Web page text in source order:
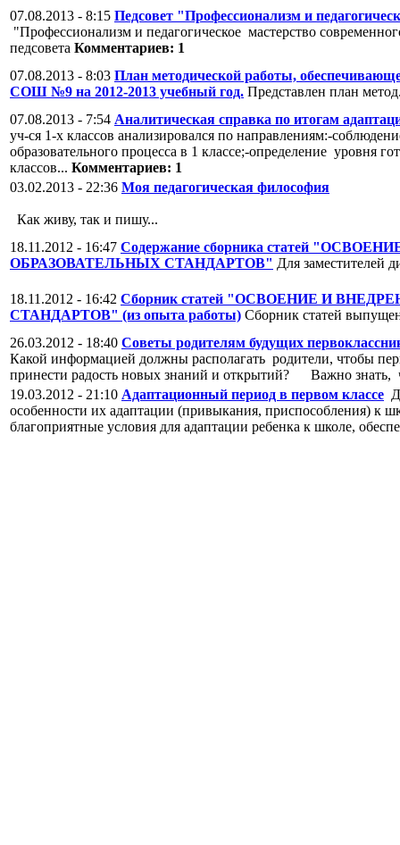
07.08.2013 - 8:15 Педсовет "Профессионализм и
"Профессионализм и педагогическое мастерство
педсовета Комментариев: 1
07.08.2013 - 8:03 План методической работы,
СОШ №9 на 2012-2013 учебный год. Представлен план
07.08.2013 - 7:54 Аналитическая справка по итогам
уч-ся 1-х классов анализировался по направлениям:-
образовательного процесса в 1 классе;-определение уровня
классов... Комментариев: 1
03.02.2013 - 22:36 Моя педагогическая философия
Как живу, так и пишу...
18.11.2012 - 16:47 Содержание сборника статей
ОБРАЗОВАТЕЛЬНЫХ СТАНДАРТОВ" Для заместителей
18.11.2012 - 16:42 Сборник статей "ОСВОЕНИЕ И
СТАНДАРТОВ" (из опыта работы) Сборник статей
26.03.2012 - 18:40 Советы родителям будущих
Какой информацией должны располагать родители, чтобы
принести радость новых знаний и открытий? Важно знать,
19.03.2012 - 21:10 Адаптационный период в первом классе
особенности их адаптации (привыкания, приспособления) к
благоприятные условия для адаптации ребенка к школе,